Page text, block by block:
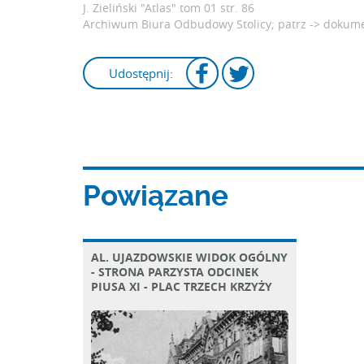
J. Zieliński "Atlas" tom 01 str. 86
Archiwum Biura Odbudowy Stolicy; patrz ->
Udostępnij:
Powiązane
AL. UJAZDOWSKIE WIDOK OGÓLNY
- STRONA PARZYSTA ODCINEK
PIUSA XI - PLAC TRZECH KRZYŻY